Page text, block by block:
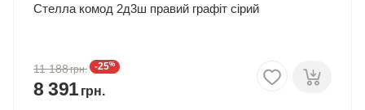
Стелла комод 2д3ш правий графіт сірий
11 188 -25%
8 391